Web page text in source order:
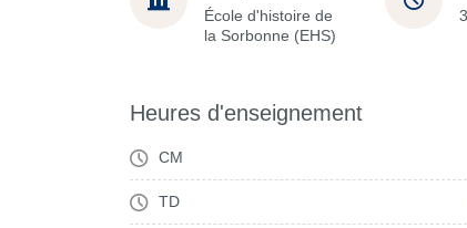
École d'histoire de
la Sorbonne (EHS)
Heures d'enseignement
CM
TD